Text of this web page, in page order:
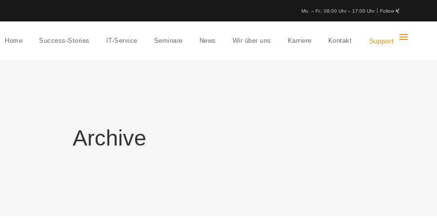
Mo. – Fr.: 08:00 Uhr – 17:00 Uhr Follow
Home Success-Stories IT-Service Seminare News Wir über uns Karriere Kontakt Support
Archive